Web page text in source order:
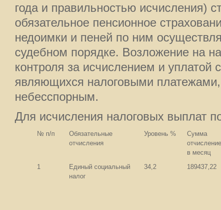
года и правильностью исчисления)
обязательное пенсионное
недоимки и пеней по ним
судебном порядке. Возложение на
контроля за исчислением и уплатой
являющихся налоговыми платежами,
небесспорным.
Для исчисления налоговых выплат
№ п/п
Обязательные
отчисления
Уровень %
Сумма
в месяц
1
Единый социальный
налог
34,2 189437,22